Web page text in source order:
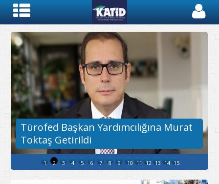
Türofed Başkan Yardımcılığına Murat
Toktaş Getirildi
1 2 3 4 5 6 7 8 9 10 11 12 13 14 15